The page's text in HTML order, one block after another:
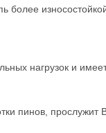
нагрузок и
пинов,